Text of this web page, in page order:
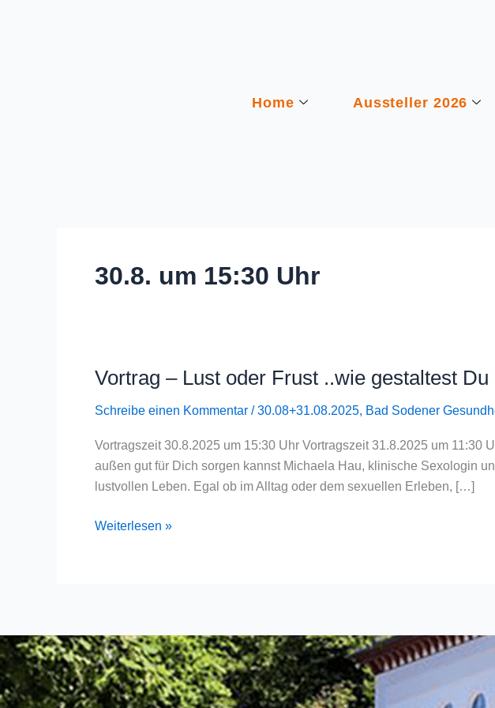
Home Aussteller 2026
30.8. um 15:30 Uhr
Vortrag – Lust oder Frust ..wie gestaltest
Schreibe einen Kommentar /30.08+31.08.2025, Bad Sodener
Vortragszeit 30.8.2025 um 15:30 Uhr Vortragszeit 31.8.2025 um
außen gut für Dich sorgen kannst Michaela Hau, klinische Sexologin
lustvollen Leben. Egal ob im Alltag oder dem sexuellen Erleben, […]
Vortrag
Lust
Du
Weiterlesen »